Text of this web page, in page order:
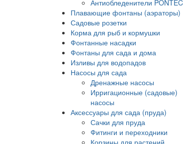
Антиобледенители PONTEC
Плавающие фонтаны (аэраторы)
Садовые розетки
Корма для рыб и кормушки
Фонтанные насадки
Фонтаны для сада и дома
Изливы для водопадов
Насосы для сада
Дренажные насосы
Ирригационные (садовые)
насосы
Аксессуары для сада (пруда)
Сачки для пруда
Фитинги и переходники
Корзины для растений